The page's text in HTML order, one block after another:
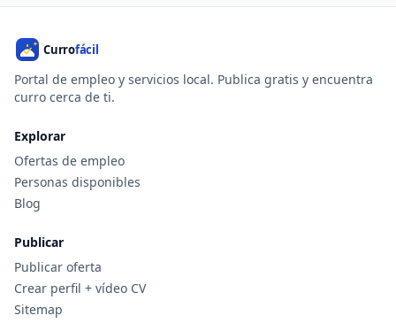
Portal de empleo y servicios local. Publica gratis y encuentra
curro cerca de ti.
Explorar
Ofertas de empleo
Personas disponibles
Blog
Publicar
Publicar oferta
Crear perfil + vídeo CV
Sitemap